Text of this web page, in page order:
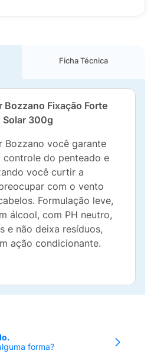
Ficha Técnica
Bozzano Fixação Forte
Solar 300g
Bozzano você garante
do penteado e
você curtir a
com o vento
Formulação leve,
álcool, com PH neutro,
e não deixa resíduos,
ação condicionante.
forma?